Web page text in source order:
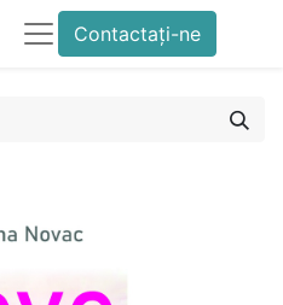
Contactați-ne